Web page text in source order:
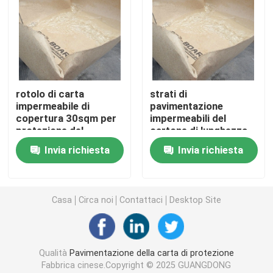
Rivestimento per pavimenti protettivo temporaneo
Carta nera del cartone
Nastro adesivo respirabile
Carta di rotolo d'imballaggio
Carta colorata Rolls
Carta riciclata del cartone
rotolo di carta
impermeabile di
copertura 30sqm per
protezione del
pavimento
Invia richiesta
strati di
pavimentazione
impermeabili del
cartone di lunghezza
di 36.6m
Invia richiesta
Casa Circa noi Contattaci Desktop Site
Qualità Pavimentazione della carta di protezione
Fabbrica cinese.Copyright © 2025 GUANGDONG